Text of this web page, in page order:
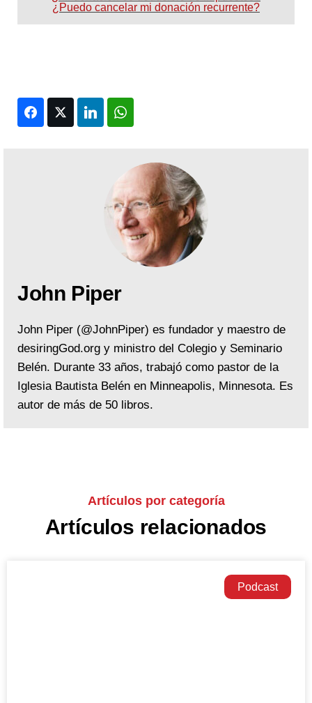
¿Puedo cancelar mi donación recurrente?
FacebookTwitter LinkedIn
John Piper
John Piper (@JohnPiper) es fundador y maestro de
desiringGod.org y ministro del Colegio y Seminario
Belén. Durante 33 años, trabajó como pastor de la
Iglesia Bautista Belén en Minneapolis, Minnesota. Es
autor de más de 50 libros.
Artículos por categoría
Artículos relacionados
Podcast